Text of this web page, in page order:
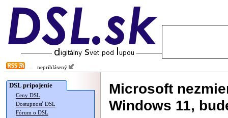
neprihlásený
DSL pripojenie
Ceny DSL
Dostupnosť DSL
Fórum o DSL
Microsoft
Windows 11,